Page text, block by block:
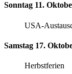
Sonntag 11.
USA-
Samstag 17.
Herbstferien